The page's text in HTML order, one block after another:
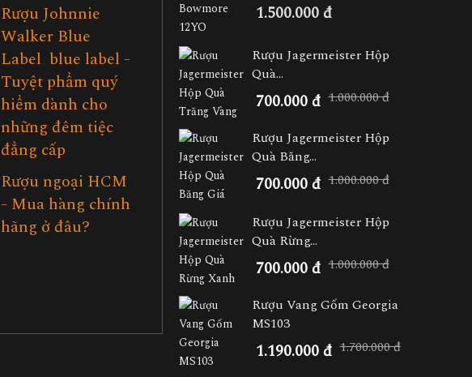
Rượu Johnnie
Walker Blue
Label blue label -
Tuyệt phẩm quý
hiểm dành cho
những đêm tiệc
đẳng cấp
Rượu ngoại HCM
- Mua hàng chính
hãng ở đâu?
1.500.000 đ
Rượu Jagermeister Hộp
Quà...
700.000 đ 1.000.000 đ
Rượu Jagermeister Hộp
Quà Băng...
700.000 đ 1.000.000 đ
Rượu Jagermeister Hộp
Quà Rừng...
700.000 đ 1.000.000 đ
Rượu Vang Gốm Georgia
MS103
1.190.000 đ 1.700.000 đ